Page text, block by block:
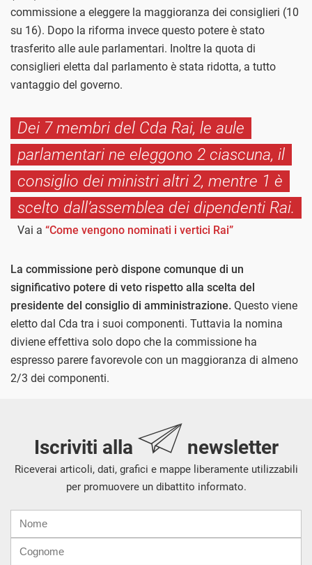
commissione a eleggere la maggioranza dei consiglieri (10
su 16). Dopo la riforma invece questo potere è stato
trasferito alle aule parlamentari. Inoltre la quota di
consiglieri eletta dal parlamento è stata ridotta, a tutto
vantaggio del governo.
Dei 7 membri del Cda Rai, le aule
parlamentari ne eleggono 2 ciascuna, il
consiglio dei ministri altri 2, mentre 1 è
scelto dall’assemblea dei dipendenti Rai.
Vai a “Come vengono nominati i vertici Rai”
La commissione però dispone comunque di un
significativo potere di veto rispetto alla scelta del
presidente del consiglio di amministrazione. Questo viene
eletto dal Cda tra i suoi componenti. Tuttavia la nomina
diviene effettiva solo dopo che la commissione ha
espresso parere favorevole con un maggioranza di almeno
2/3 dei componenti.
Iscriviti alla newsletter
Riceverai articoli, dati, grafici e mappe liberamente utilizzabili
per promuovere un dibattito informato.
mail